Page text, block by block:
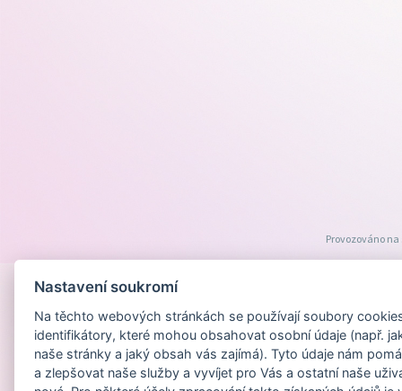
Provozováno
Nastavení soukromí
Na těchto webových stránkách se používají soubory
identifikátory, které mohou obsahovat osobní údaje (např.
naše stránky a jaký obsah vás zajímá). Tyto údaje nám
a zlepšovat naše služby a vyvíjet pro Vás a ostatní naše